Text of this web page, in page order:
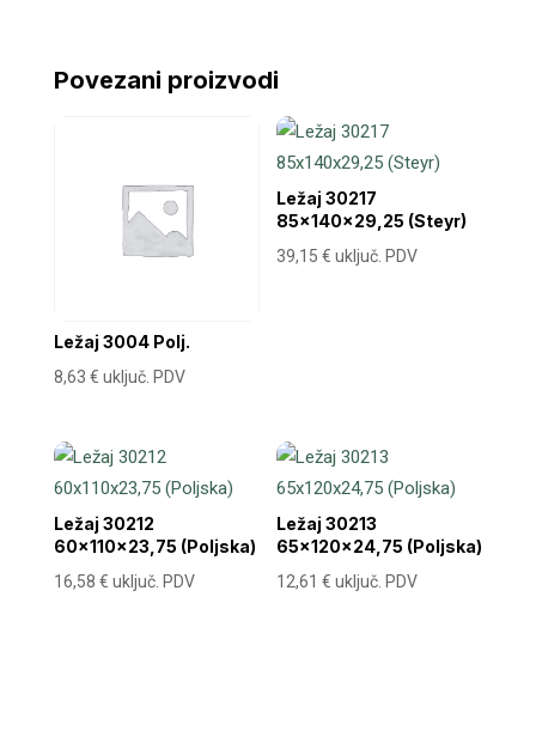
Povezani proizvodi
Ležaj 3004 Polj.
8,63 € uključ. PDV
Ležaj 30217
85x140x29,25 (Steyr)
39,15€ uključ. PDV
Ležaj 30212
60x110x23,75 (Poljska)
16,58 € uključ. PDV
Ležaj 30213
65x120x24,75 (Poljska)
12,61€ uključ. PDV